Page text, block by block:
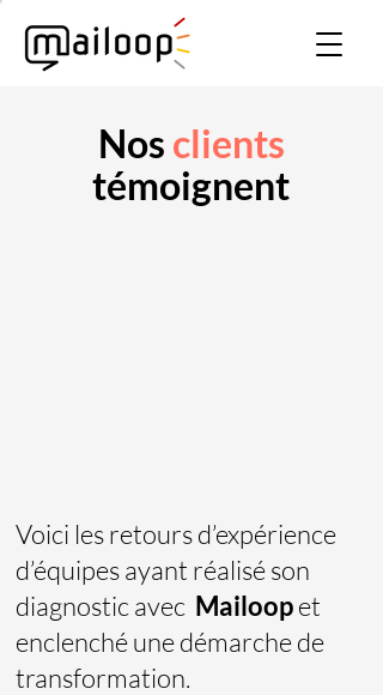
Nos clients
témoignent
Voici les retours d’expérience
d’équipes ayant réalisé son
diagnostic avec Mailoopet
enclenché une démarche de
transformation.